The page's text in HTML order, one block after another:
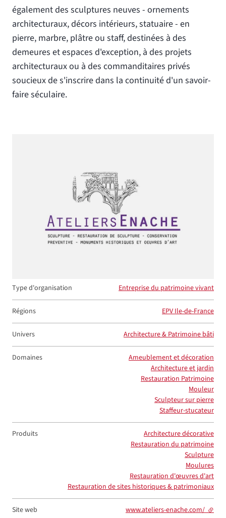
également des sculptures neuves - ornements
architecturaux, décors intérieurs, statuaire - en
pierre, marbre, plâtre ou staff, destinées à des
demeures et espaces d'exception, à des projets
architecturaux ou à des commanditaires privés
soucieux de s'inscrire dans la continuité d'un savoir-
faire séculaire.
Type d'organisation Entreprise du patrimoine vivant
Régions EPV Ile-de-France
Univers Architecture & Patrimoine bâti
Domaines
Ameublement et décoration
Architecture et jardin
Restauration Patrimoine
Mouleur
Sculpteur sur pierre
Staffeur-stucateur
Produits
Architecture décorative
Restauration du patrimoine
Sculpture
Moulures
Restauration d'œuvres d'art
Restauration de sites historiques & patrimoniaux
Site web www.ateliers-enache.com/- lien